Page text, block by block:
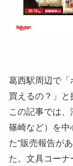
葛西駅周辺で
買えるの？」と
この記事では、
篠崎など）を中
た”販売報告が
た。文具コーナ